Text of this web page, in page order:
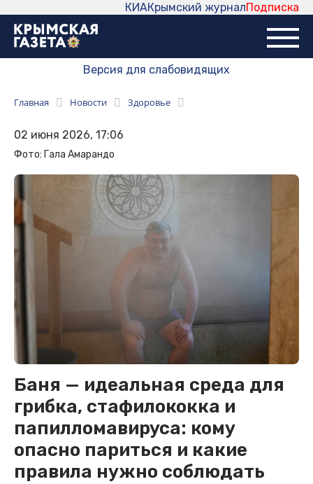
Подписка
Крымский журнал
КИА
Версия для слабовидящих
Главная Новости Здоровье
02 июня 2026, 17:06
Фото: Гала Амарандо
Баня — идеальная среда для
грибка, стафилококка и
папилломавируса: кому
опасно париться и какие
правила нужно соблюдать